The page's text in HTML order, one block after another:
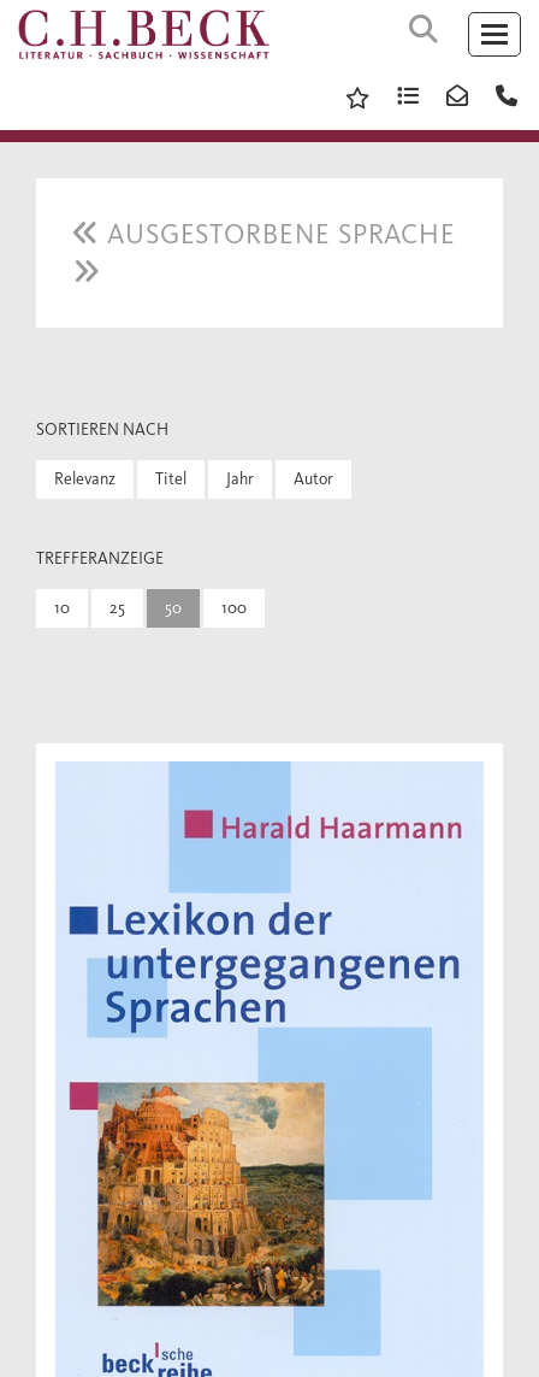
AUSGESTORBENE SPRACHE
SORTIEREN NACH
Relevanz Titel Jahr Autor
TREFFERANZEIGE
10 25 50 100